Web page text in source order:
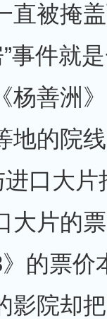
直被掩
事件就
杨善洲
地的院
进口大
大片的
的票价
影院却